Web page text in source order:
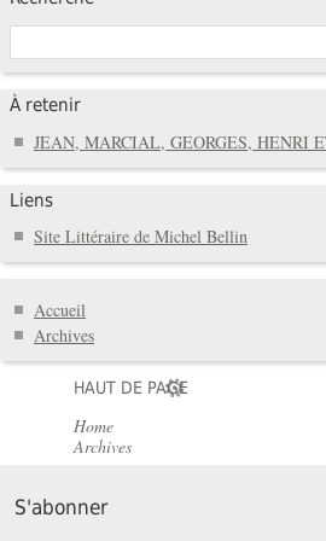
À retenir
JEAN, MARCIAL, GEORGES, HENRI
Liens
Site Littéraire de Michel Bellin
Accueil
Archives
HAUT DE PAGE
Home
Archives
S'abonner